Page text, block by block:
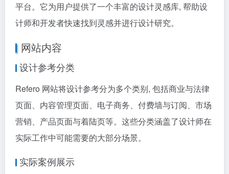
平台。它为用户提供了一个丰富的设计灵感库, 帮助设
计师和开发者快速找到灵感并进行设计研究。
网站内容
设计参考分类
Refero 网站将设计参考分为多个类别, 包括商业与法律
页面、内容管理页面、电子商务、付费墙与订阅、市场
营销、产品页面与着陆页等。这些分类涵盖了设计师在
实际工作中可能需要的大部分场景。
实际案例展示